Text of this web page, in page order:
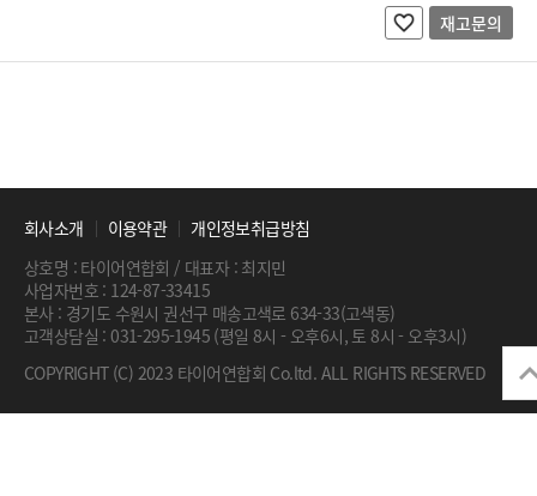
재고문의
회사소개 이용약관
개인정보취급방침
상호명 : 타이어연합회 / 대표자 : 최지민
사업자번호 : 124-87-33415
본사 : 경기도 수원시 권선구 매송고색로 634-33(고색동)
고객상담실 : 031-295-1945 (평일 8시 - 오후6시, 토 8시 - 오후3시)
COPYRIGHT (C) 2023 타이어연합회 Co.ltd. ALL RIGHTS RESERVED